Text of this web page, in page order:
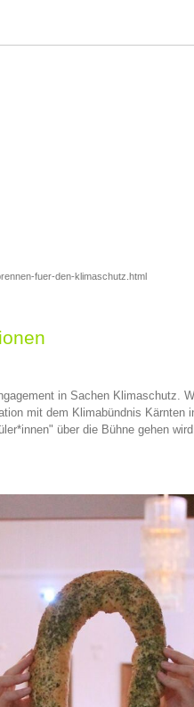
fuer-den-klimaschutz.html
in Sachen Klimaschutz.
mit dem Klimabündnis
über die Bühne gehen